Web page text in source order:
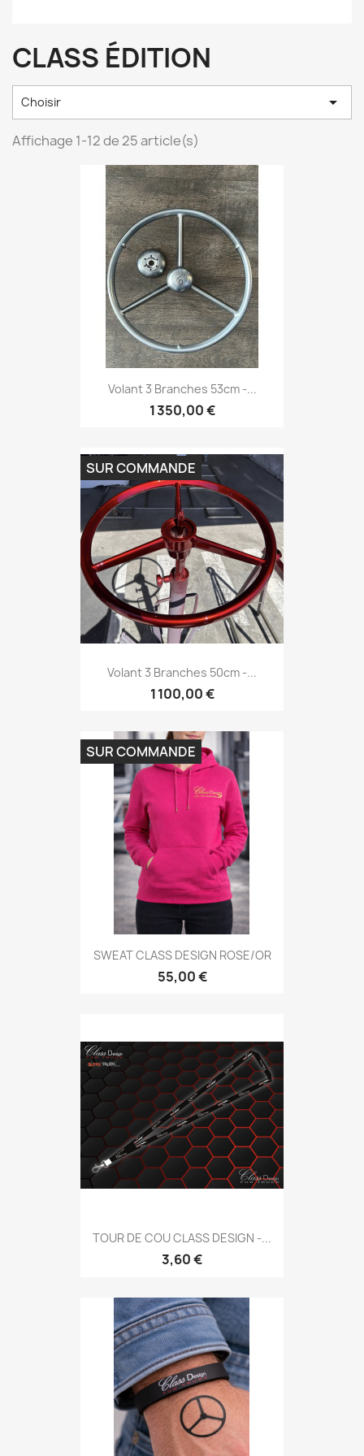
CLASS ÉDITION
Choisir 
Affichage 1-12 de 25 article(s)
Volant 3 Branches 53cm -...
1 350,00 €
Volant 3 Branches 50cm -...
1 100,00 €
SUR COMMANDE
SWEAT CLASS DESIGN ROSE/OR
55,00 €
SUR COMMANDE
TOUR DE COU CLASS DESIGN -...
3,60 €